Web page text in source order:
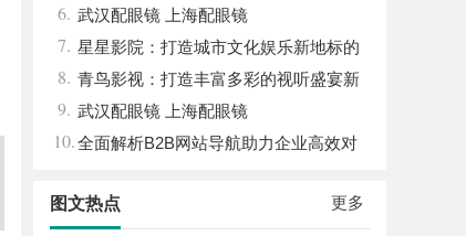
践探索
6. 武汉配眼镜 上海配眼镜
7. 星星影院：打造城市文化娱乐新地标的
璀璨明珠
8. 青鸟影视：打造丰富多彩的视听盛宴新
平台
9. 武汉配眼镜 上海配眼镜
10.全面解析B2B网站导航助力企业高效对
更多
图文热点